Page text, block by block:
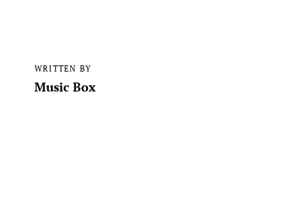
WRITTEN BY
Music Box